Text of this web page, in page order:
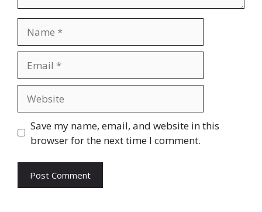
Save my name, email, and website in this
browser for the next time I comment.